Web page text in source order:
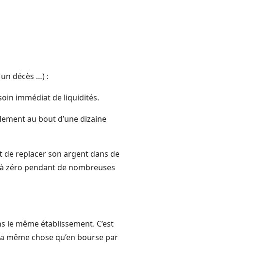
décès …) :
immédiat de liquidités.
au bout d’une dizaine
de replacer son argent dans de
zéro pendant de nombreuses
le même établissement. C’est
même chose qu’en bourse par